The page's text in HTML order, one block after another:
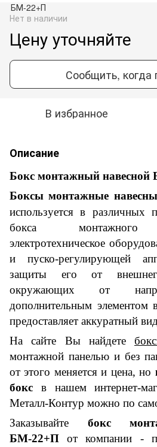
Нет в наличии
Цену уточняйте
Сообщить, когда
В избранное
Описание
Бокс монтажный навесной
Боксы монтажные
используется в различных
бокса
электротехническое
и пуско-регулирующей
защиты его от
окружающих от
дополнительным элементом
предоставляет аккуратный
На сайте Вы найдете
монтажной панелью и без
от этого меняетсяи цена, но
бокс в нашеминтернет-
Металл-Контур можно по
Заказывайте бокс
БМ-22+П от компании -